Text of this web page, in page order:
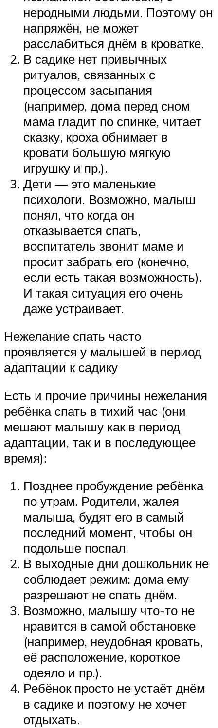
неродными людьми. Поэтому он
напряжён, не может
расслабиться днём в кроватке.
В садике нет привычных
ритуалов, связанных с
процессом засыпания
(например, дома перед сном
мама гладит по спинке, читает
сказку, кроха обнимает в
кровати большую мягкую
игрушку и пр.).
Дети — это маленькие
психологи. Возможно, малыш
понял, что когда он
отказывается спать,
воспитатель звонит маме и
просит забрать его (конечно,
если есть такая возможность).
И такая ситуация его очень
даже устраивает.
Нежелание спать часто
проявляется у малышей в период
адаптации к садику
Есть и прочие причины нежелания
ребёнка спать в тихий час (они
мешают малышу как в период
адаптации, так и в последующее
время):
Позднее пробуждение ребёнка
по утрам. Родители, жалея
малыша, будят его в самый
последний момент, чтобы он
подольше поспал.
В выходные дни дошкольник не
соблюдает режим: дома ему
разрешают не спать днём.
Возможно, малышу что-то не
нравится в самой обстановке
(например, неудобная кровать,
её расположение, короткое
одеяло и пр.).
Ребёнок просто не устаёт днём
в садике и поэтому не хочет
отдыхать.